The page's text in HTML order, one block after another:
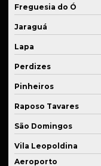
Fornecedor de peças
Fornecedor de peças
Fornecedor de serviços
Fornecedor de
Industrialização de
Kit de suspensão
Manutenção de
Manutenção de
Freguesia do Ó
Jaraguá
Lapa
Perdizes
Pinheiros
Raposo Tavares
São Domingos
Vila Leopoldina
Aeroporto